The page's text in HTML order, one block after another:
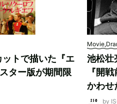
トで描いた『エ
ター版が期間限
池松壮
『開
かわせ
by